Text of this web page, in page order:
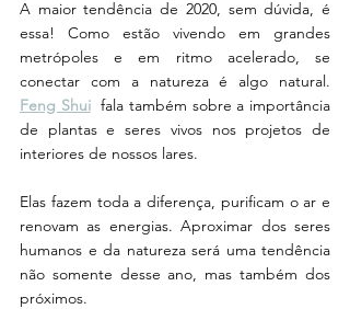
A maior tendência de 2020, sem dúvida, é
essa! Como estão vivendo em grandes
metrópoles e em ritmo acelerado, se
Feng Shui
  fala também sobre a importância
de plantas e seres vivos nos projetos de
interiores de nossos lares.
Elas fazem toda a diferença, purificam o ar e
renovam as energias. Aproximar dos seres
humanos e da natureza será uma tendência
não somente desse ano, mas também dos
próximos.